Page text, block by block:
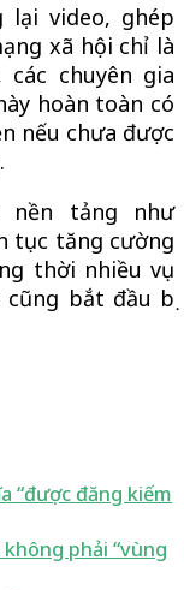
lại video, ghép
xã hội chỉ là
các chuyên gia
hoàn toàn có
nếu chưa được
nền tảng như
tục tăng cường
thời nhiều vụ
bắt đầu bị
“được đăng kiếm
phải “vùng